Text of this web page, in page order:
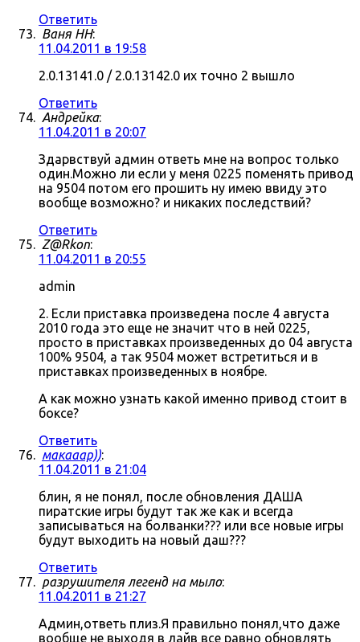
Ответить
Ваня НН:
11.04.2011 в 19:58
2.0.13141.0 / 2.0.13142.0 их точно 2 вышло
Ответить
Андрейка:
11.04.2011 в 20:07
Здарвствуй админ ответь мне на вопрос только
один.Можно ли если у меня 0225 поменять привод
на 9504 потом его прошить ну имею ввиду это
вообще возможно? и никаких последствий?
Ответить
Z@Rkon:
11.04.2011 в 20:55
admin
2. Если приставка произведена после 4 августа
2010 года это еще не значит что в ней 0225,
просто в приставках произведенных до 04 августа
100% 9504, а так 9504 может встретиться и в
приставках произведенных в ноябре.
А как можно узнать какой именно привод стоит в
боксе?
Ответить
макааар)):
11.04.2011 в 21:04
блин, я не понял, после обновления ДАША
пиратские игры будут так же как и всегда
записываться на болванки??? или все новые игры
будут выходить на новый даш???
Ответить
разрушителя легенд на мыло:
11.04.2011 в 21:27
Админ,ответь плиз.Я правильно понял,что даже
вообще не выходя в лайв все равно обновлять